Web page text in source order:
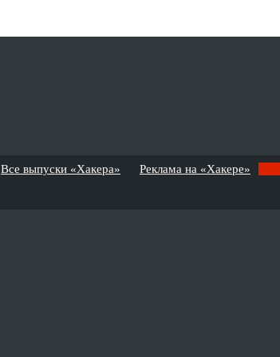
Все выпуски «Хакера» Реклама на «Хакере»